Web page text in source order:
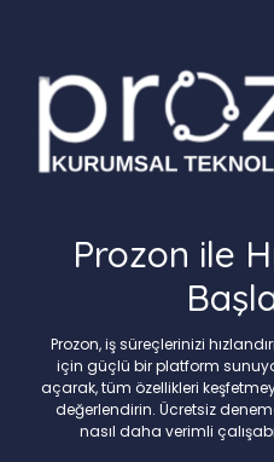
Prozon ile
Prozon, iş süreçlerinizi
için güçlü bir platform
açarak, tüm özellikleri
değerlendirin. Ücretsiz
nasıl daha verimli